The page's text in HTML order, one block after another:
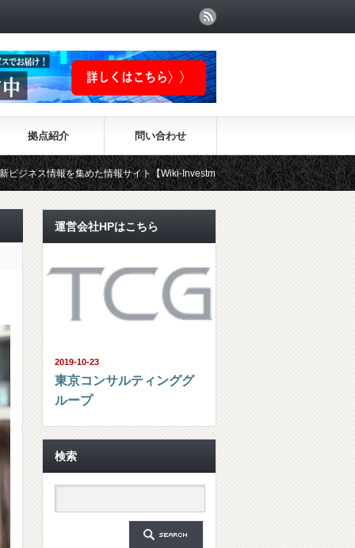
拠点紹介 問い合わせ
めた情報サイト【Wiki-Investment】はこちらから！！
運営会社HPはこちら
2019-10-23
東京コンサルティンググ
ループ
検索